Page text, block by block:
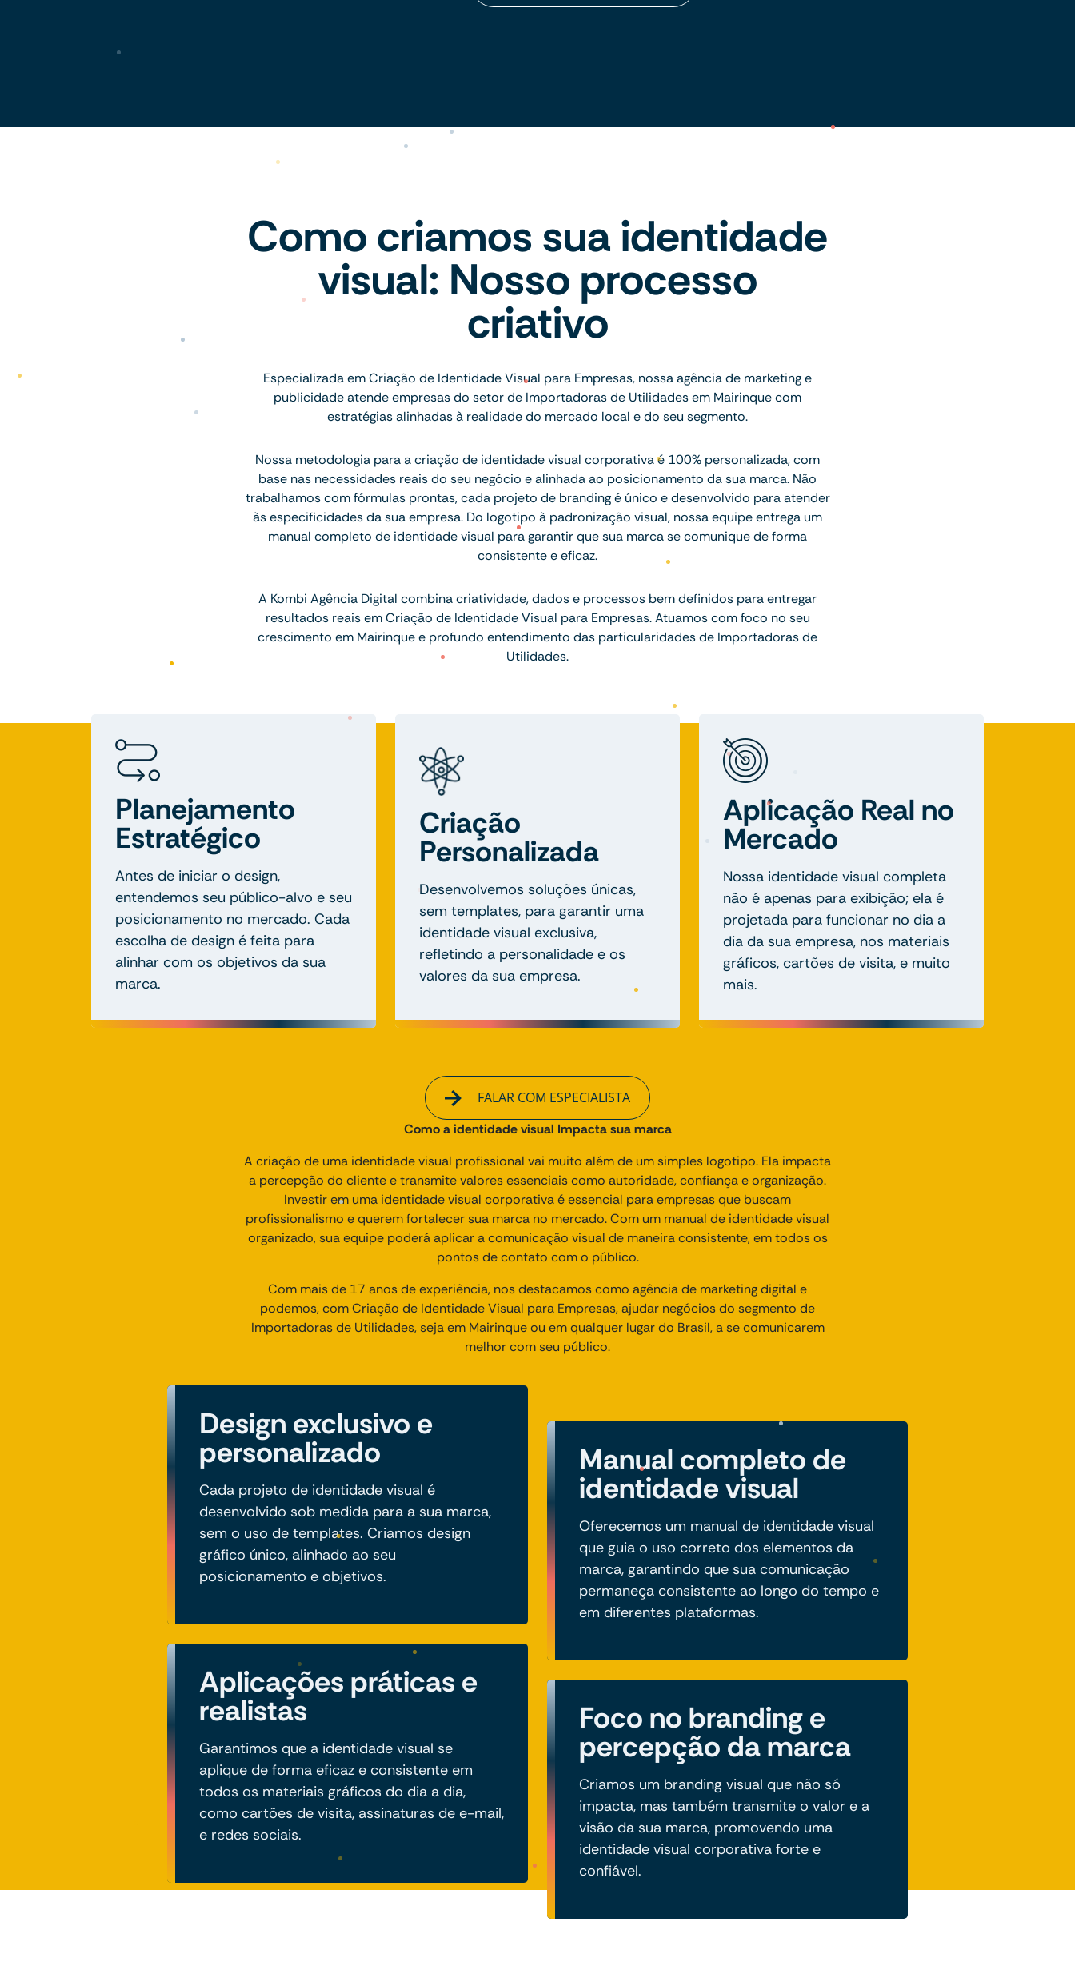
Como criamos sua identidade
visual: Nosso processo
criativo
Especializada em Criação de Identidade Visual para Empresas, nossa agência de marketing e
publicidade atende empresas do setor de Importadoras de Utilidades em Mairinque com
estratégias alinhadas à realidade do mercado local e do seu segmento.
Nossa metodologia para a criação de identidade visual corporativa é 100% personalizada, com
base nas necessidades reais do seu negócio e alinhada ao posicionamento da sua marca. Não
trabalhamos com fórmulas prontas, cada projeto de branding é único e desenvolvido para atender
às especificidades da sua empresa. Do logotipo à padronização visual, nossa equipe entrega um
manual completo de identidade visual para garantir que sua marca se comunique de forma
consistente e eficaz.
A Kombi Agência Digital combina criatividade, dados e processos bem definidos para entregar
resultados reais em Criação de Identidade Visual para Empresas. Atuamos com foco no seu
crescimento em Mairinque e profundo entendimento das particularidades de Importadoras de
Utilidades.
Planejamento
Estratégico
Antes de iniciar o design,
entendemos seu público-alvo e seu
posicionamento no mercado. Cada
escolha de design é feita para
alinhar com os objetivos da sua
marca.
Criação
Personalizada
Desenvolvemos soluções únicas,
sem templates, para garantir uma
identidade visual exclusiva,
refletindo a personalidade e os
valores da sua empresa.
Aplicação Real no
Mercado
Nossa identidade visual completa
não é apenas para exibição; ela é
projetada para funcionar no dia a
dia da sua empresa, nos materiais
gráficos, cartões de visita, e muito
mais.
FALAR COM ESPECIALISTA
Como a identidade visual Impacta sua marca
A criação de uma identidade visual profissional vai muito além de um simples logotipo. Ela impacta
a percepção do cliente e transmite valores essenciais como autoridade, confiança e organização.
Investir em uma identidade visual corporativa é essencial para empresas que buscam
profissionalismo e querem fortalecer sua marca no mercado. Com um manual de identidade visual
organizado, sua equipe poderá aplicar a comunicação visual de maneira consistente, em todos os
pontos de contato com o público.
Com mais de 17 anos de experiência, nos destacamos como agência de marketing digital e
podemos, com Criação de Identidade Visual para Empresas, ajudar negócios do segmento de
Importadoras de Utilidades, seja em Mairinque ou em qualquer lugar do Brasil, a se comunicarem
melhor com seu público.
Design exclusivo e
personalizado
Cada projeto de identidade visual é
desenvolvido sob medida para a sua marca,
sem o uso de templates. Criamos design
gráfico único, alinhado ao seu
posicionamento e objetivos.
Aplicações práticas e
realistas
Garantimos que a identidade visual se
aplique de forma eficaz e consistente em
todos os materiais gráficos do dia a dia,
como cartões de visita, assinaturas de e-mail,
e redes sociais.
Manual completo de
identidade visual
Oferecemos um manual de identidade visual
que guia o uso correto dos elementos da
marca, garantindo que sua comunicação
permaneça consistente ao longo do tempo e
em diferentes plataformas.
Foco no branding e
percepção da marca
Criamos um branding visual que não só
impacta, mas também transmite o valor e a
visão da sua marca, promovendo uma
identidade visual corporativa forte e
confiável.